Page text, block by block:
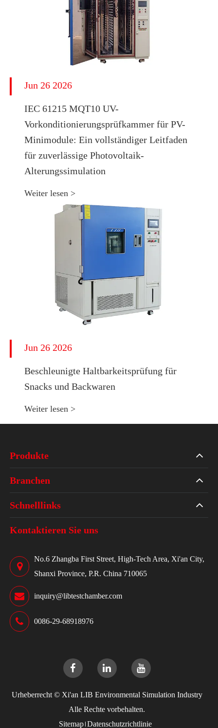
Jun 26 2026
IEC 61215 MQT10 UV-
Vorkonditionierungsprüfkammer für PV-
Minimodule: Ein vollständiger Leitfaden
für zuverlässige Photovoltaik-
Alterungssimulation
Weiter lesen >
Jun 26 2026
Beschleunigte Haltbarkeitsprüfung für
Snacks und Backwaren
Weiter lesen >
Produkte
Branchen
Schnelllinks
Kontaktieren Sie uns
No.6 Zhangba First Street, High-Tech Area, Xi'an City,
Shanxi Province, P.R. China 710065
inquiry@libtestchamber.com
0086-29-68918976
Urheberrecht © Xi'an LIB Environmental Simulation Industry
Alle Rechte vorbehalten.
Sitemap Datenschutzrichtlinie